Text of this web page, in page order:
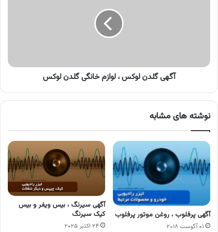
آگهی گلدن لوکس ، لوازم خانگی گلدن لوکس
نوشته های مشابه
آگهی پرفلوب ، روغن موتور پرفلوب
۰۱ آگوست ۲۰۱۸
آگهی سیرنگ ، بیس ویفر و بیس
کیک سیرنگ
۲۴ اکتبر ۲۰۲۵